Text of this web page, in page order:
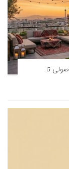
تا